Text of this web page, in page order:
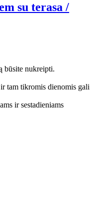
su terasa /
būsite nukreipti.
tam tikromis dienomis gali
ir sestadieniams